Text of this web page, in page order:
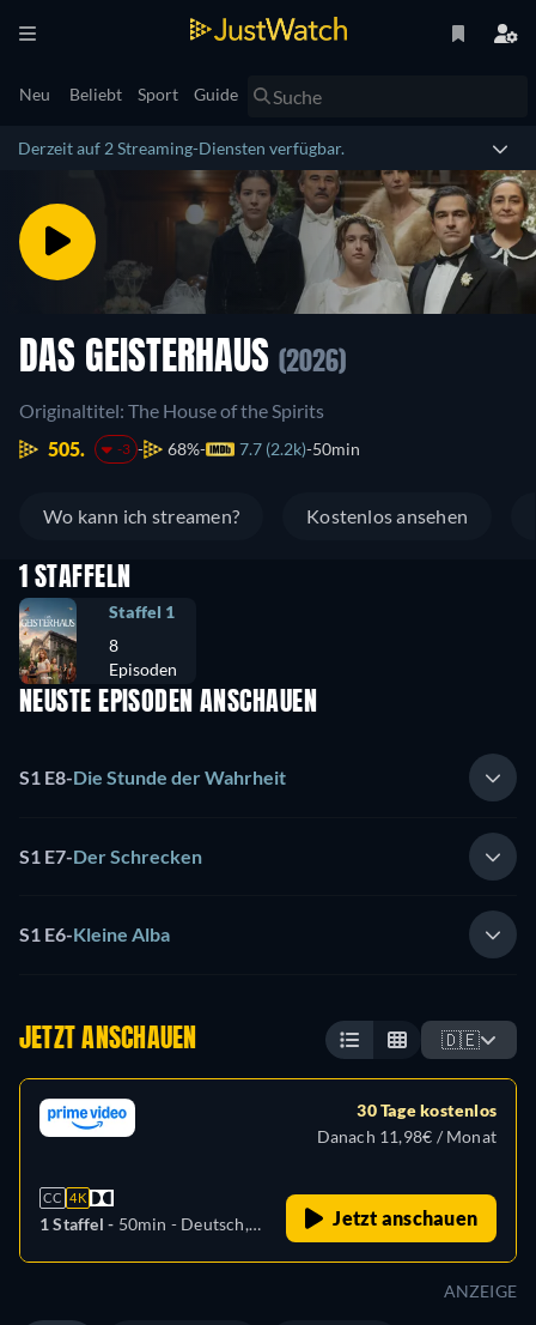
Neu Beliebt Sport Guide
Derzeit auf 2 Streaming-Diensten verfügbar.
DAS GEISTERHAUS (2026)
Originaltitel: The House of the Spirits
505.
-3 68% 7.7 (2.2k) 50min
Wo kann ich streamen? Kostenlos ansehen
1 STAFFELN
Staffel 1
8
Episoden
NEUSTE EPISODEN ANSCHAUEN
S1 E8-Die Stunde der Wahrheit
S1 E7-Der Schrecken
S1 E6-Kleine Alba
JETZT ANSCHAUEN 🇩🇪
CC 4K
1 Staffel - 50min - Deutsch,
30 Tage kostenlos
Danach 11,98€ / Monat
Jetzt anschauen
ANZEIGE